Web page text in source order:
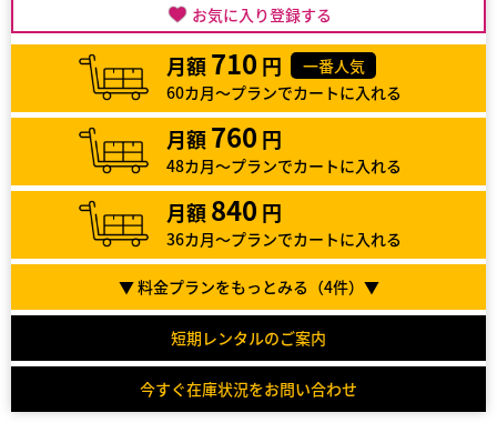
お気に入り登録する
月額 710 円
一番人気
60カ月～プランでカートに入れる
月額 760 円
48カ月～プランでカートに入れる
月額 840 円
36カ月～プランでカートに入れる
▼ 料金プランをもっとみる（4件）▼
短期レンタルのご案内
今すぐ在庫状況をお問い合わせ